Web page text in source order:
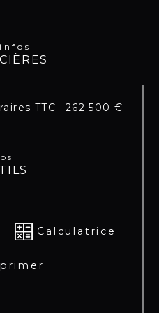
sur les pages
infos
TTC
262 500 €
Nos
Calculatrice